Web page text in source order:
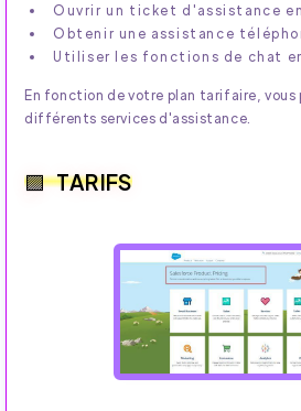
Ouvrir un ticket d'assistance
Obtenir une assistance
Utiliser les fonctions de chat
En fonction de votre plan tarifaire, vous
différents services d'assistance.
TARIFS